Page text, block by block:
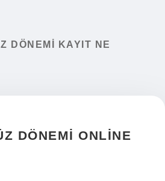
DÖNEMI KAYIT NE
DÖNEMI ONLINE